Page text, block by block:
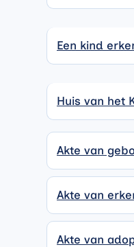
Een kind
Een kind
Huis van
Huis van het
Akte van
Akte van
Akte van